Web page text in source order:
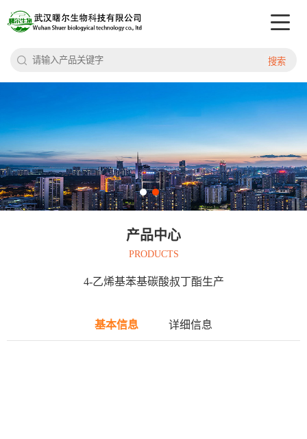
搜索
产品中心
PRODUCTS
4-乙烯基苯基碳酸叔丁酯生产
基本信息 详细信息